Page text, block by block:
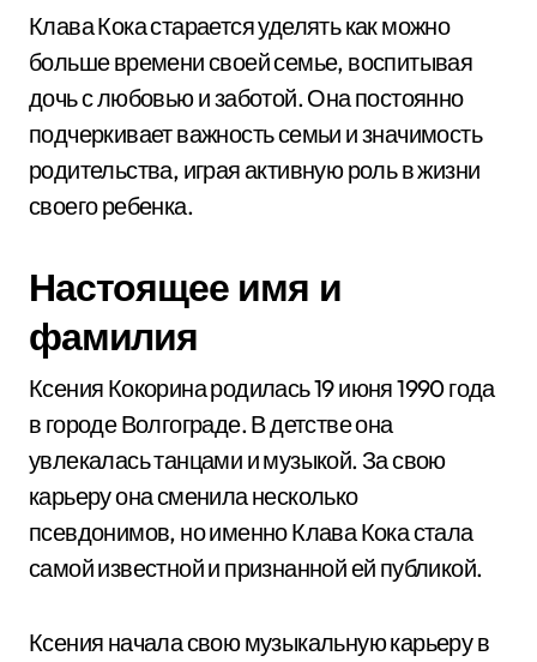
Клава Кока старается уделять как можно
больше времени своей семье, воспитывая
дочь с любовью и заботой. Она постоянно
подчеркивает важность семьи и значимость
родительства, играя активную роль в жизни
своего ребенка.
Настоящее имя и
фамилия
Ксения Кокорина родилась 19 июня 1990 года
в городе Волгограде. В детстве она
увлекалась танцами и музыкой. За свою
карьеру она сменила несколько
псевдонимов, но именно Клава Кока стала
самой известной и признанной ей публикой.
Ксения начала свою музыкальную карьеру в